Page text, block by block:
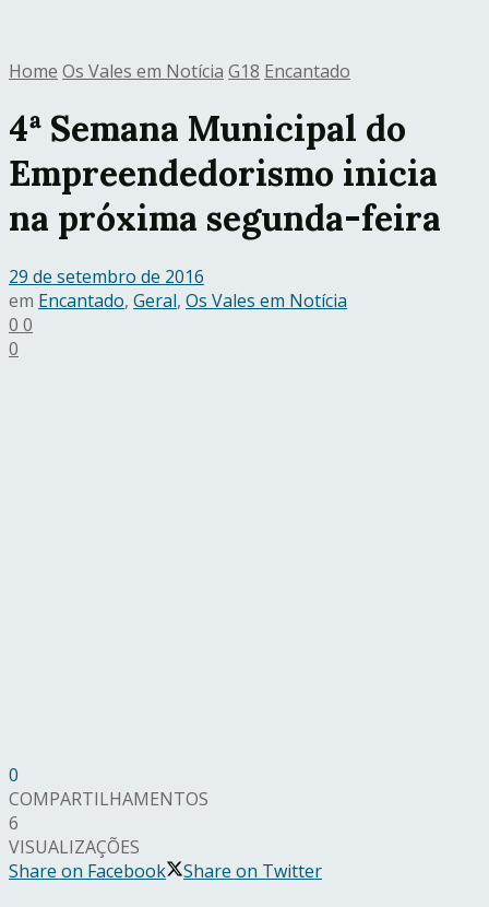
Home Os Vales em Notícia G18 Encantado
4ª Semana Municipal do
Empreendedorismo inicia
na próxima segunda-feira
29 de setembro de 2016
em Encantado, Geral, Os Vales em Notícia
0 0
0
0
COMPARTILHAMENTOS
6
VISUALIZAÇÕES
Share on Facebook
Share on Twitter